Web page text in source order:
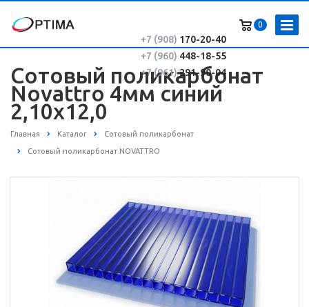
0
+7 (908) 170-20-40
+7 (960) 448-18-55
+7 (961)291-90-04
Сотовый поликарбонат
Novattro 4мм синий
2,10х12,0
Главная Каталог Сотовый поликарбонат
Сотовый поликарбонат NOVATTRO